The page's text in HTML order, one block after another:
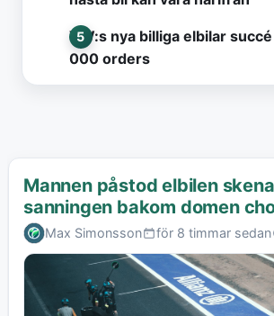
VW:s nya billiga elbilar
000 orders
Mannen påstod elbilen
sanningen bakom domen
Max Simonsson för 8 timmar sedan